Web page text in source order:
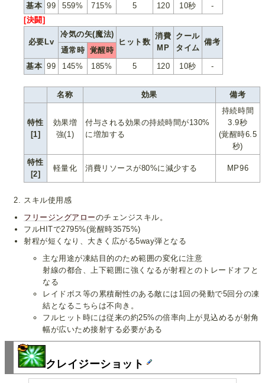
基本 99 559% 715% 5 120 10秒
-
[決闘]
必要Lv
冷気の矢(魔法)
ヒット数
消費
MP
クール
タイム
備考
通常時 覚醒時
基本 99 145% 185% 5 120 10秒 -
名称 効果 備考
特性
[1]
効果増
強(1)
付与される効果の持続時間が130%
に増加する
持続時間
3.9秒
(覚醒時6.5
秒)
特性
[2]
軽量化 消費リソースが80%に減少する MP96
スキル使用感
フリージングアローのチェンジスキル。
フルHITで2795%(覚醒時3575%)
射程が短くなり、大きく広がる5way弾となる
主な用途が凍結目的のため範囲の変化に注意
射線の都合、上下範囲に強くなるが射程とのトレードオフと
なる
レイドボス等の累積耐性のある敵には1回の発動で5回分の凍
結となるこちらは不向き。
フルヒット時には従来の約25%の倍率向上が見込めるが射角
幅が広いため接射する必要がある
クレイジーショット